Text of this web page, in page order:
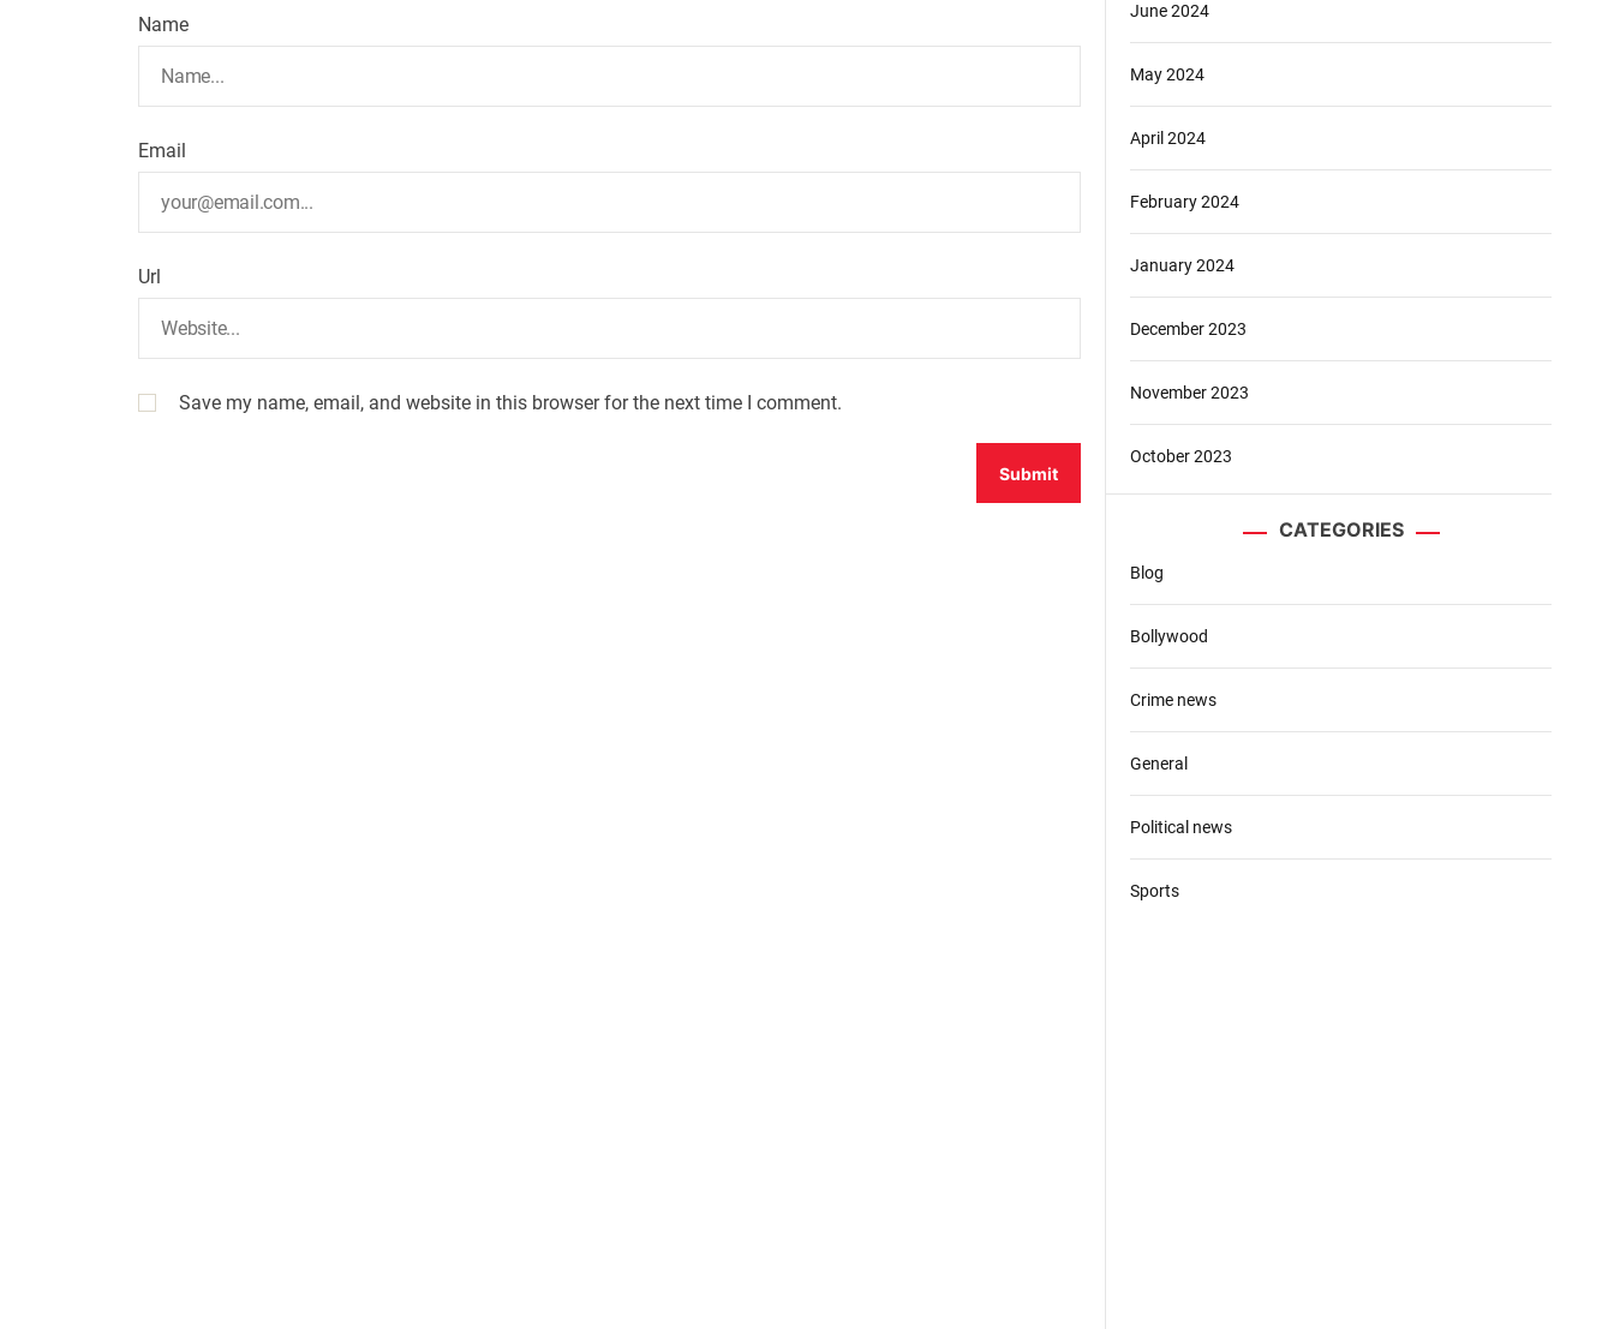
Name
Email
Url
Save my name, email, and website in this browser for the next time I comment.
June 2024
May 2024
April 2024
February 2024
January 2024
December 2023
November 2023
October 2023
CATEGORIES
Blog
Bollywood
Crime news
General
Political news
Sports